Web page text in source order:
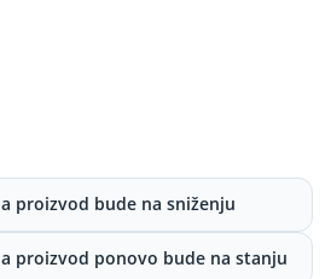
proizvod bude na sniženju
proizvod ponovo bude na stanju